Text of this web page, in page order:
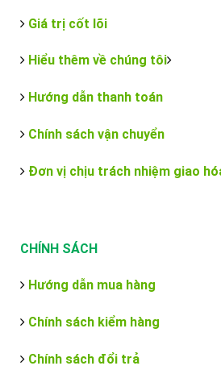
Giá trị cốt lõi
Hiểu thêm về chúng tôi
Hướng dẫn thanh toán
Chính sách vận chuyển
Đơn vị chịu trách nhiệm giao
CHÍNH SÁCH
Hướng dẫn mua hàng
Chính sách kiểm hàng
Chính sách đổi trả